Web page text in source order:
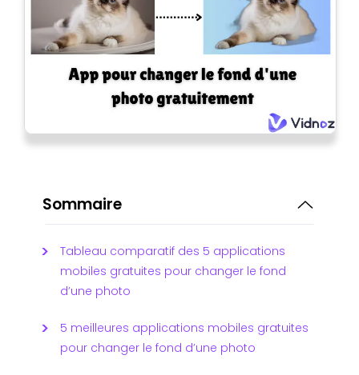
Sommaire
Tableau comparatif des 5 applications
mobiles gratuites pour changer le fond
d’une photo
5 meilleures applications mobiles gratuites
pour changer le fond d’une photo